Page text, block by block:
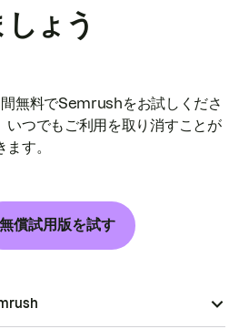
しょう
無料でSemrushをお試しくださ
いつでもご利用を取り消すことが
ます。
無償試用版を試す